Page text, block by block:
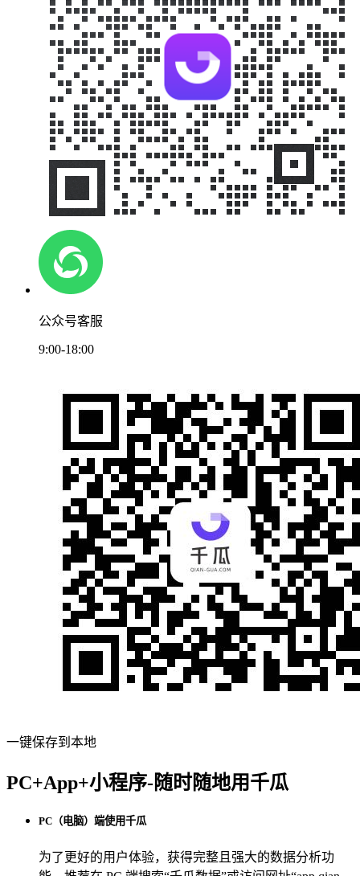
公众号客服
9:00-18:00
一键保存到本地
PC+App+小程序-随时随地用千瓜
PC（电脑）端使用千瓜
为了更好的用户体验，获得完整且强大的数据分析功